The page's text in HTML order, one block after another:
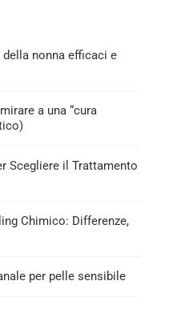
nonna efficaci e
a una “cura
Scegliere il Trattamento
Chimico: Differenze,
per pelle sensibile